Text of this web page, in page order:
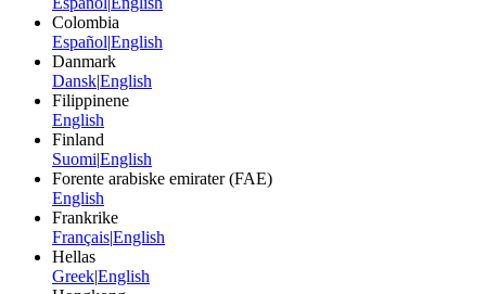
Colombia
EspañolEnglish
Danmark
DanskEnglish
Filippinene
English
Finland
SuomiEnglish
Forente arabiske emirater (FAE)
English
Frankrike
FrançaisEnglish
Hellas
GreekEnglish